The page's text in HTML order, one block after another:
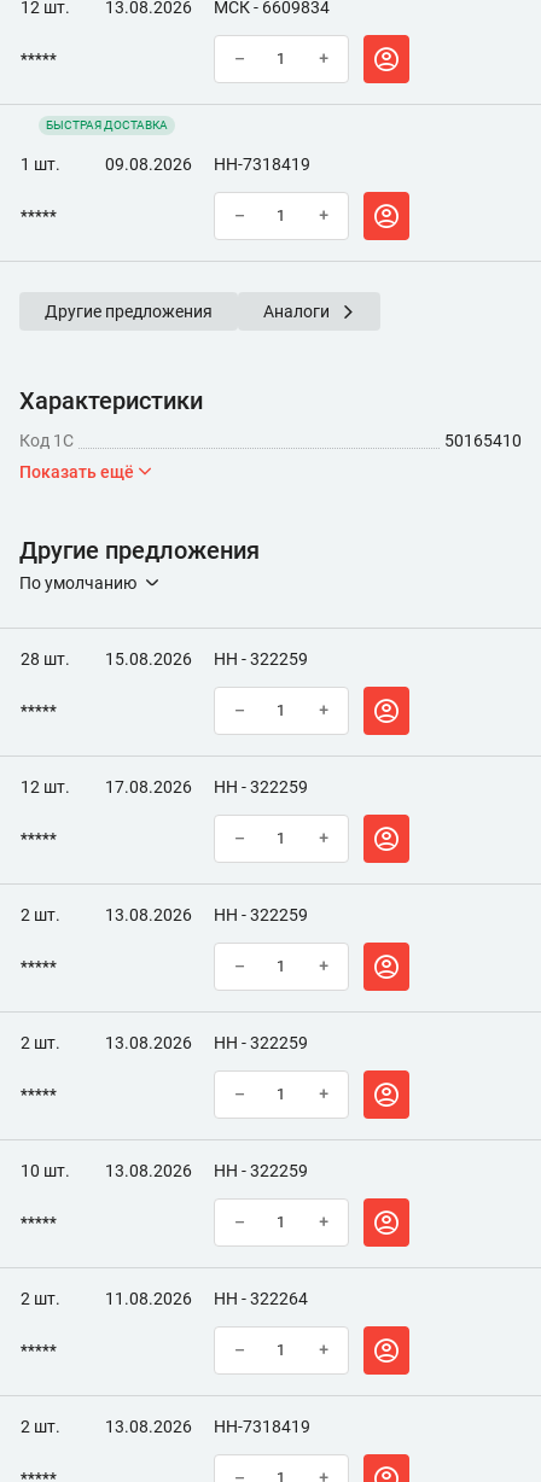
12 шт. 13.08.2026 МСК - 6609834
***** – +
БЫСТРАЯ ДОСТАВКА
1 шт. 09.08.2026 НН-7318419
***** – +
Другие предложения Аналоги
Характеристики
Код 1С
50165410
Показать ещё
Другие предложения
По умолчанию
28 шт. 15.08.2026 НН - 322259
***** – +
12 шт. 17.08.2026 НН - 322259
***** – +
2 шт. 13.08.2026 НН - 322259
***** – +
2 шт. 13.08.2026 НН - 322259
***** – +
10 шт. 13.08.2026 НН - 322259
***** – +
2 шт. 11.08.2026 НН - 322264
***** – +
2 шт. 13.08.2026 НН-7318419
*****